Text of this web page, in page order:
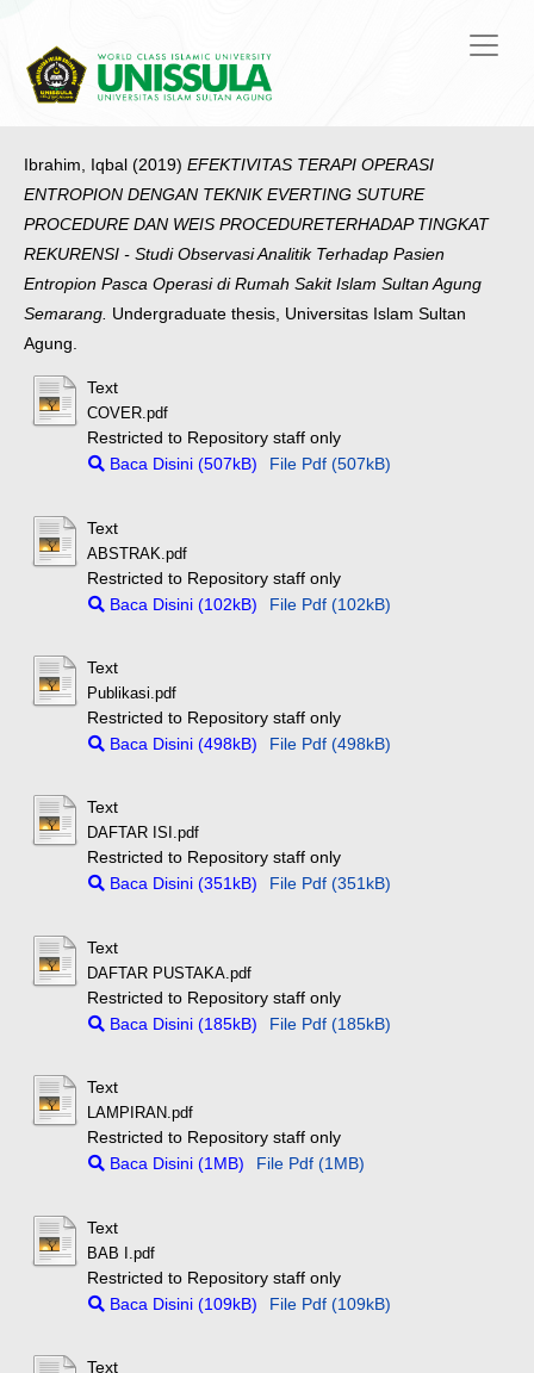
Ibrahim, Iqbal (2019) EFEKTIVITAS TERAPI OPERASI
ENTROPION DENGAN TEKNIK EVERTING SUTURE
PROCEDURE DAN WEIS PROCEDURETERHADAP TINGKAT
REKURENSI - Studi Observasi Analitik Terhadap Pasien
Entropion Pasca Operasi di Rumah Sakit Islam Sultan Agung
Semarang. Undergraduate thesis, Universitas Islam Sultan
Agung.
Text
COVER.pdf
Restricted to Repository staff only
Baca Disini (507kB)
File Pdf (507kB)
Text
ABSTRAK.pdf
Restricted to Repository staff only
Baca Disini (102kB)
File Pdf (102kB)
Text
Publikasi.pdf
Restricted to Repository staff only
Baca Disini (498kB)
File Pdf (498kB)
Text
DAFTAR ISI.pdf
Restricted to Repository staff only
Baca Disini (351kB)
File Pdf (351kB)
Text
DAFTAR PUSTAKA.pdf
Restricted to Repository staff only
Baca Disini (185kB)
File Pdf (185kB)
Text
LAMPIRAN.pdf
Restricted to Repository staff only
Baca Disini (1MB)
File Pdf (1MB)
Text
BAB I.pdf
Restricted to Repository staff only
Baca Disini (109kB)
File Pdf (109kB)
Text